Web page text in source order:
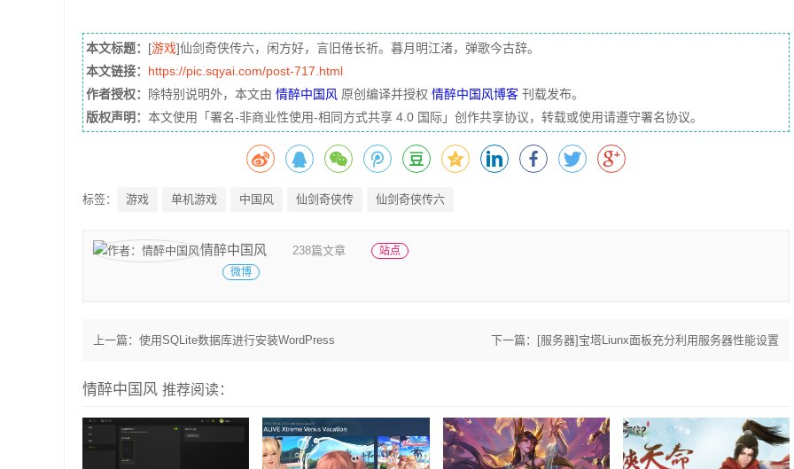
本文标题： [游戏]仙剑奇侠传六，闲方好，言旧倦长祈。暮月明江渚，弹歌今古辞。
本文链接： https://pic.sqyai.com/post-717.html
作者授权：
除特别说明外，本文由 情醉中国风 原创编译并授权 情醉中国风博客 刊载发布。
版权声明： 本文使用「署名-非商业性使用-相同方式共享 4.0 国际」创作共享协议，转载或使用请遵守署名协议。
标签： 游戏 单机游戏 中国风 仙剑奇侠传 仙剑奇侠传六
情醉中国风 238篇文章
站点
微博
上一篇： 使用SQLite数据库进行安装WordPress 下一篇： [服务器]宝塔Liunx面板充分利用服务器性能设置
情醉中国风 推荐阅读：